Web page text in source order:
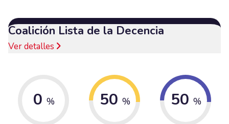
Coalición Lista de la Decencia
Ver detalles
0 % 50 % 50 %